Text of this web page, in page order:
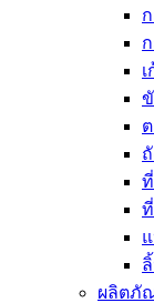
ผลิตภั